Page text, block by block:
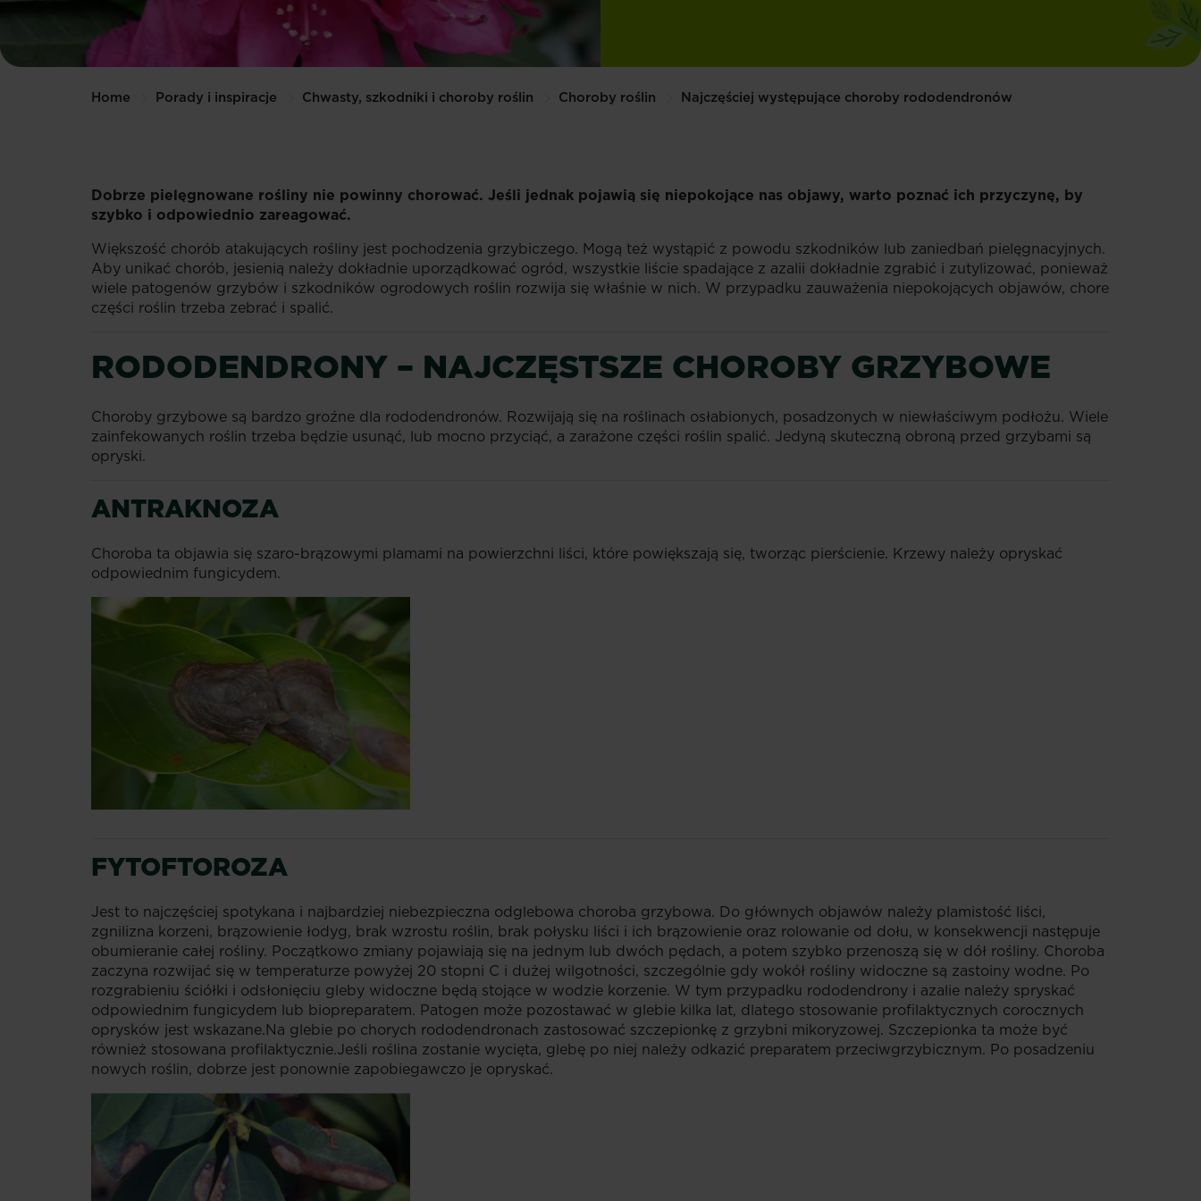
Home Porady i inspiracje Chwasty, szkodniki i choroby roślin Choroby roślin Najczęściej występujące choroby rododendronów
Dobrze pielęgnowane rośliny nie powinny chorować. Jeśli jednak pojawią się niepokojące nas objawy, warto poznać ich przyczynę, by
szybko i odpowiednio zareagować.
Większość chorób atakujących rośliny jest pochodzenia grzybiczego. Mogą też wystąpić z powodu szkodników lub zaniedbań pielęgnacyjnych.
Aby unikać chorób, jesienią należy dokładnie uporządkować ogród, wszystkie liście spadające z azalii dokładnie zgrabić i zutylizować, ponieważ
wiele patogenów grzybów i szkodników ogrodowych roślin rozwija się właśnie w nich. W przypadku zauważenia niepokojących objawów, chore
części roślin trzeba zebrać i spalić.
RODODENDRONY – NAJCZĘSTSZE CHOROBY GRZYBOWE
Choroby grzybowe są bardzo groźne dla rododendronów. Rozwijają się na roślinach osłabionych, posadzonych w niewłaściwym podłożu. Wiele
zainfekowanych roślin trzeba będzie usunąć, lub mocno przyciąć, a zarażone części roślin spalić. Jedyną skuteczną obroną przed grzybami są
opryski.
ANTRAKNOZA
Choroba ta objawia się szaro-brązowymi plamami na powierzchni liści, które powiększają się, tworząc pierścienie. Krzewy należy opryskać
odpowiednim fungicydem.
FYTOFTOROZA
Jest to najczęściej spotykana i najbardziej niebezpieczna odglebowa choroba grzybowa. Do głównych objawów należy plamistość liści,
zgnilizna korzeni, brązowienie łodyg, brak wzrostu roślin, brak połysku liści i ich brązowienie oraz rolowanie od dołu, w konsekwencji następuje
obumieranie całej rośliny. Początkowo zmiany pojawiają się na jednym lub dwóch pędach, a potem szybko przenoszą się w dół rośliny. Choroba
zaczyna rozwijać się w temperaturze powyżej 20 stopni C i dużej wilgotności, szczególnie gdy wokół rośliny widoczne są zastoiny wodne. Po
rozgrabieniu ściółki i odsłonięciu gleby widoczne będą stojące w wodzie korzenie. W tym przypadku rododendrony i azalie należy spryskać
odpowiednim fungicydem lub biopreparatem. Patogen może pozostawać w glebie kilka lat, dlatego stosowanie profilaktycznych corocznych
oprysków jest wskazane.Na glebie po chorych rododendronach zastosować szczepionkę z grzybni mikoryzowej. Szczepionka ta może być
również stosowana profilaktycznie.Jeśli roślina zostanie wycięta, glebę po niej należy odkazić preparatem przeciwgrzybicznym. Po posadzeniu
nowych roślin, dobrze jest ponownie zapobiegawczo je opryskać.